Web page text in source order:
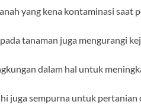
yang kena kontaminasi saat
tanaman juga mengurangi
dalam hal untuk
juga sempurna untuk pertanian